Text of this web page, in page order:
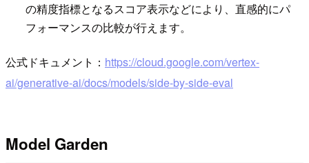
の精度指標となるスコア表示などにより、直感的にパ
フォーマンスの比較が行えます。
公式ドキュメント： https://cloud.google.com/vertex-
ai/generative-ai/docs/models/side-by-side-eval
Model Garden